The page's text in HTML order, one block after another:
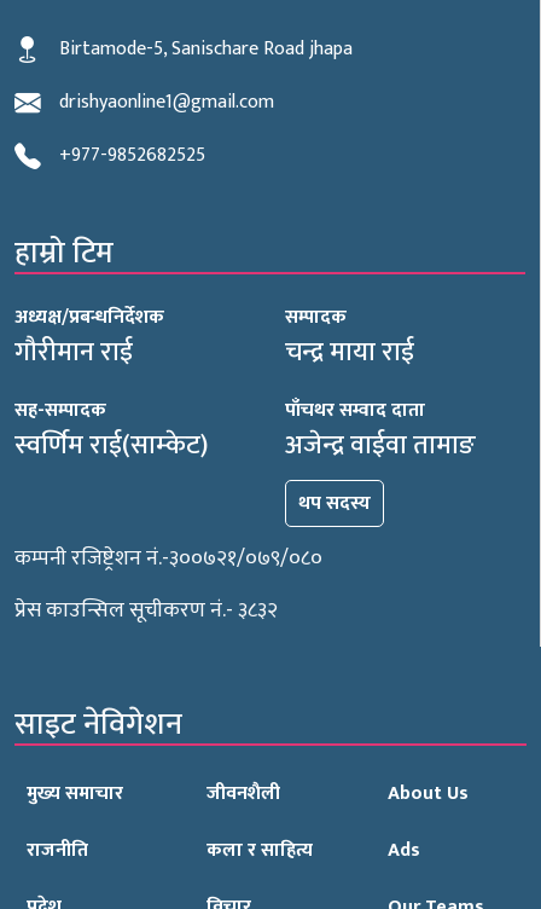
Birtamode-5, Sanischare Road jhapa
drishyaonline1@gmail.com
+977-9852682525
हाम्रो टिम
अध्यक्ष/प्रबन्धनिर्देशक
गौरीमान राई
सम्पादक
चन्द्र माया राई
सह-सम्पादक
स्वर्णिम राई(साम्केट)
पाँचथर सम्वाद दाता
अजेन्द्र वाईवा तामाङ
थप सदस्य
कम्पनी रजिष्ट्रेशन नं.-३००७२१/०७९/०८०
प्रेस काउन्सिल सूचीकरण नं.- ३८३२
साइट नेविगेशन
मुख्य समाचार
राजनीति
जीवनशैली
कला र साहित्य
About Us
Ads